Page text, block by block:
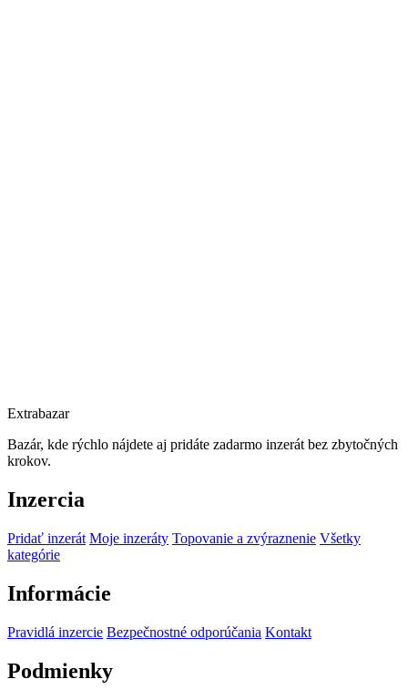
Extrabazar
Bazár, kde rýchlo nájdete aj pridáte zadarmo inzerát bez zbytočných
krokov.
Inzercia
Pridať inzerát Moje inzeráty Topovanie a zvýraznenie Všetky
kategórie
Informácie
Pravidlá inzercie Bezpečnostné odporúčania Kontakt
Podmienky